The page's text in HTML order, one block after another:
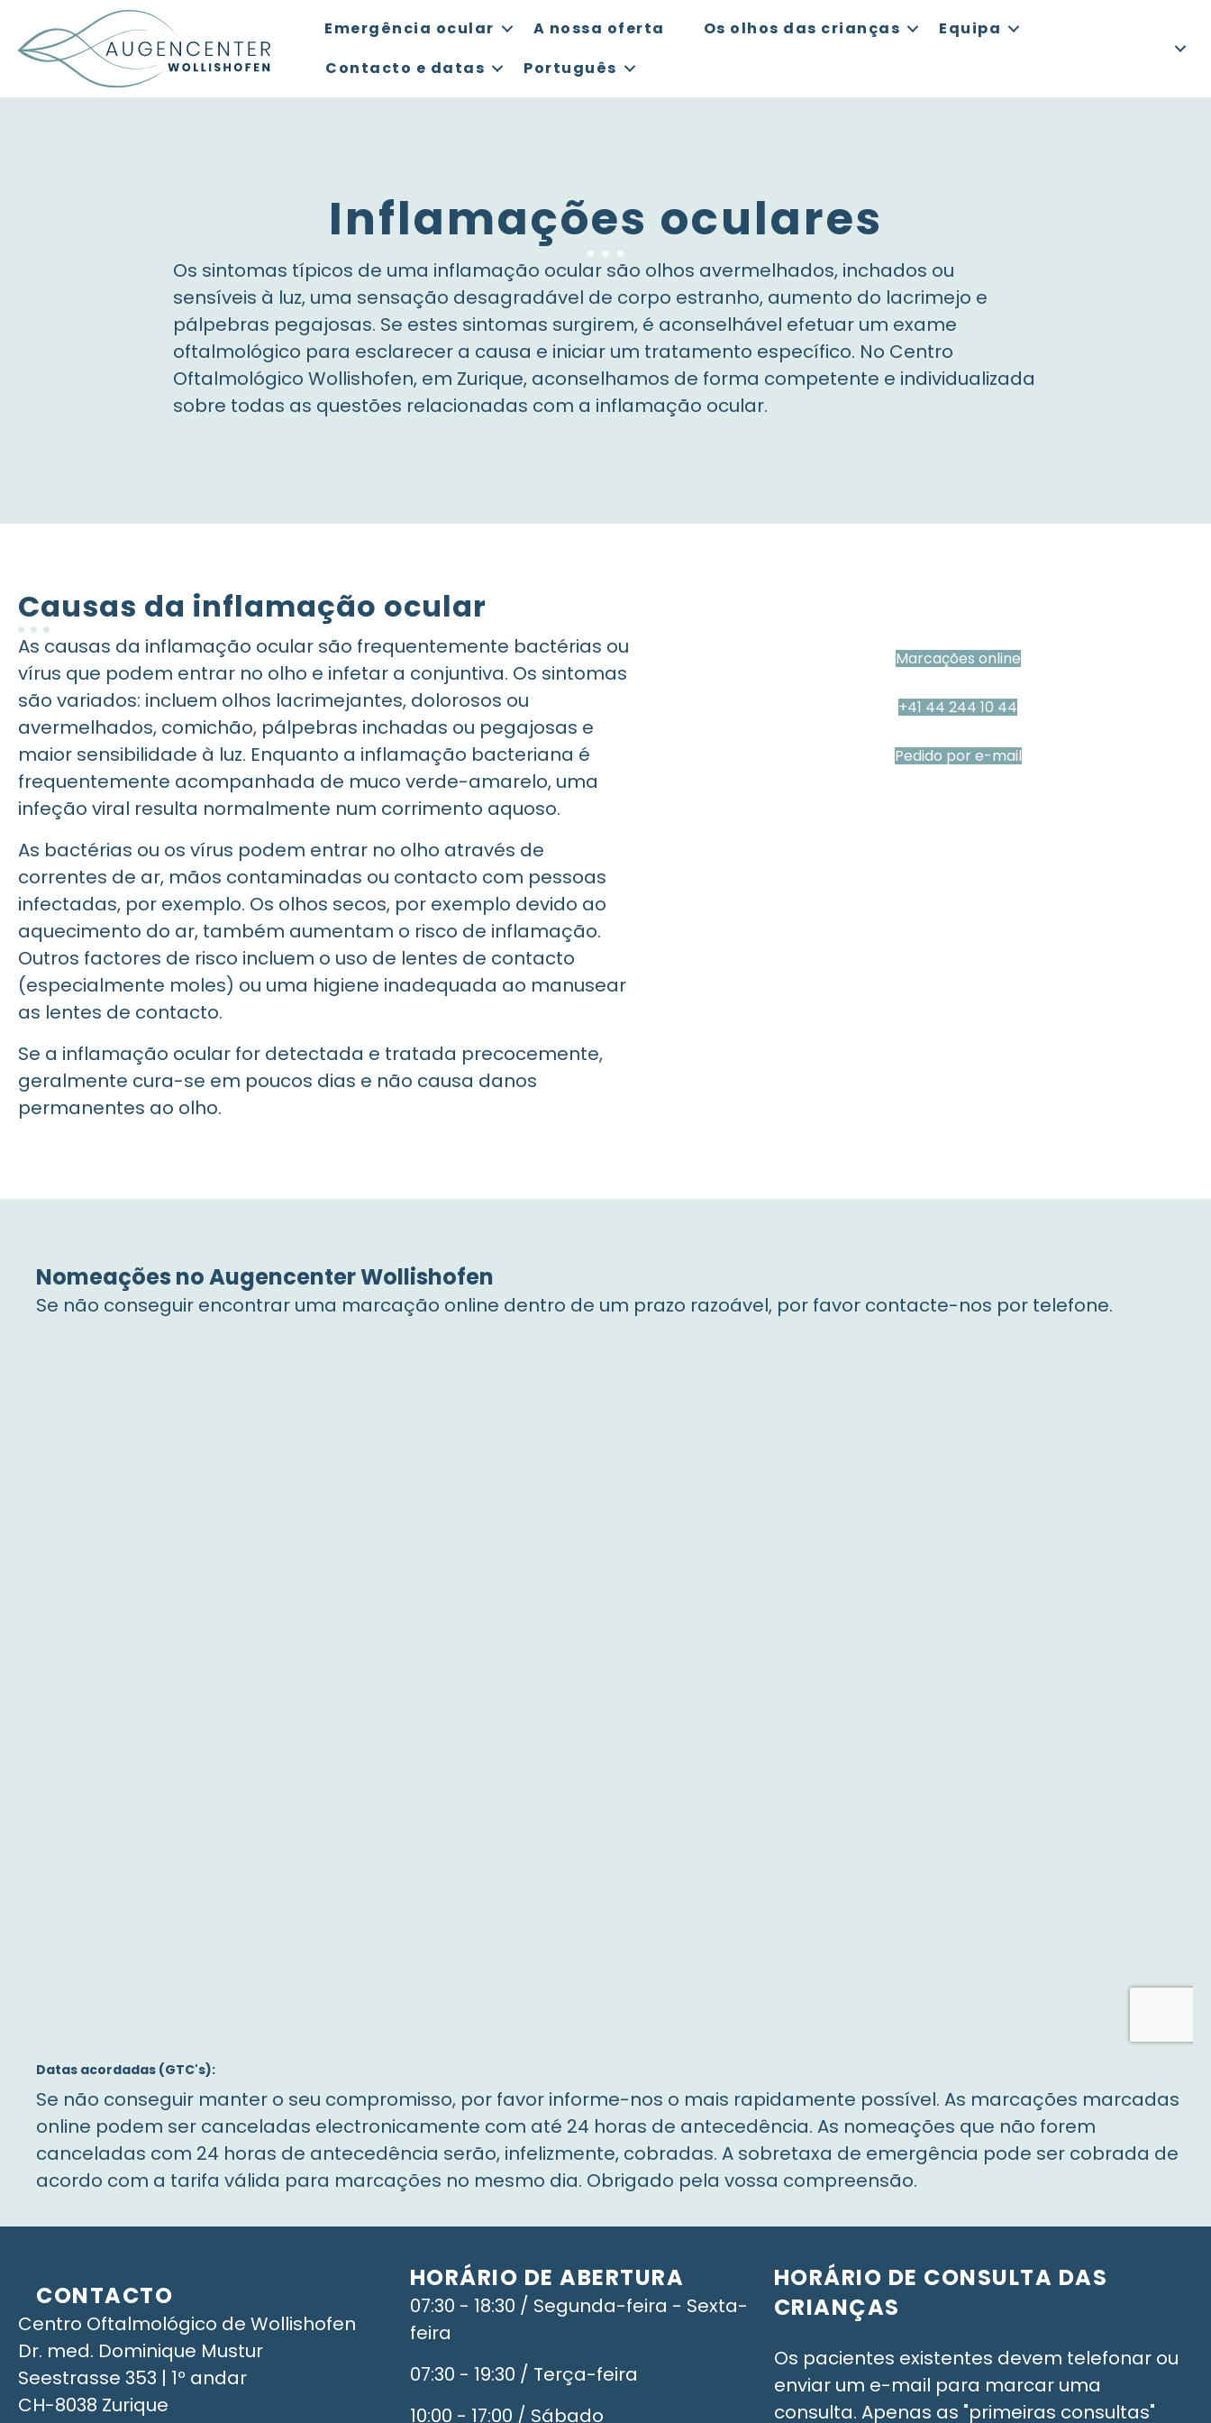
Emergência ocular A nossa oferta Os olhos das crianças
Equipa
Contacto e datas
Português
Inflamações oculares
Os sintomas típicos de uma inflamação ocular são olhos avermelhados, inchados ou
sensíveis à luz, uma sensação desagradável de corpo estranho, aumento do lacrimejo e
pálpebras pegajosas. Se estes sintomas surgirem, é aconselhável efetuar um exame
oftalmológico para esclarecer a causa e iniciar um tratamento específico. No Centro
Oftalmológico Wollishofen, em Zurique, aconselhamos de forma competente e individualizada
sobre todas as questões relacionadas com a inflamação ocular.
Causas da inflamação ocular
As causas da inflamação ocular são frequentemente bactérias ou
vírus que podem entrar no olho e infetar a conjuntiva. Os sintomas
são variados: incluem olhos lacrimejantes, dolorosos ou
avermelhados, comichão, pálpebras inchadas ou pegajosas e
maior sensibilidade à luz. Enquanto a inflamação bacteriana é
frequentemente acompanhada de muco verde-amarelo, uma
infeção viral resulta normalmente num corrimento aquoso.
As bactérias ou os vírus podem entrar no olho através de
correntes de ar, mãos contaminadas ou contacto com pessoas
infectadas, por exemplo. Os olhos secos, por exemplo devido ao
aquecimento do ar, também aumentam o risco de inflamação.
Outros factores de risco incluem o uso de lentes de contacto
(especialmente moles) ou uma higiene inadequada ao manusear
as lentes de contacto.
Se a inflamação ocular for detectada e tratada precocemente,
geralmente cura-se em poucos dias e não causa danos
permanentes ao olho.
Marcações online
+41 44 244 10 44
Pedido por e-mail
Nomeações no Augencenter Wollishofen
Se não conseguir encontrar uma marcação online dentro de um prazo razoável, por favor contacte-nos por telefone.
Datas acordadas (GTC's):
Se não conseguir manter o seu compromisso, por favor informe-nos o mais rapidamente possível. As marcações marcadas
online podem ser canceladas electronicamente com até 24 horas de antecedência. As nomeações que não forem
canceladas com 24 horas de antecedência serão, infelizmente, cobradas. A sobretaxa de emergência pode ser cobrada de
acordo com a tarifa válida para marcações no mesmo dia. Obrigado pela vossa compreensão.
CONTACTO
Centro Oftalmológico de Wollishofen
Dr. med. Dominique Mustur
Seestrasse 353 | 1º andar
CH-8038 Zurique
HORÁRIO DE ABERTURA
07:30 - 18:30 / Segunda-feira - Sexta-
feira
07:30 - 19:30 / Terça-feira
10:00 - 17:00 / Sábado
HORÁRIO DE CONSULTA DAS
CRIANÇAS
Os pacientes existentes devem telefonar ou
enviar um e-mail para marcar uma
consulta. Apenas as "primeiras consultas"